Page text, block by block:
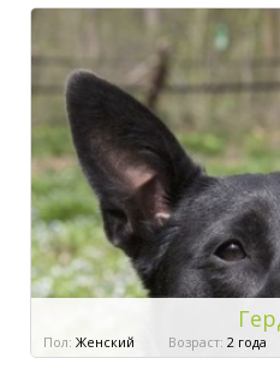
Пол: Женский Возраст: 2 года